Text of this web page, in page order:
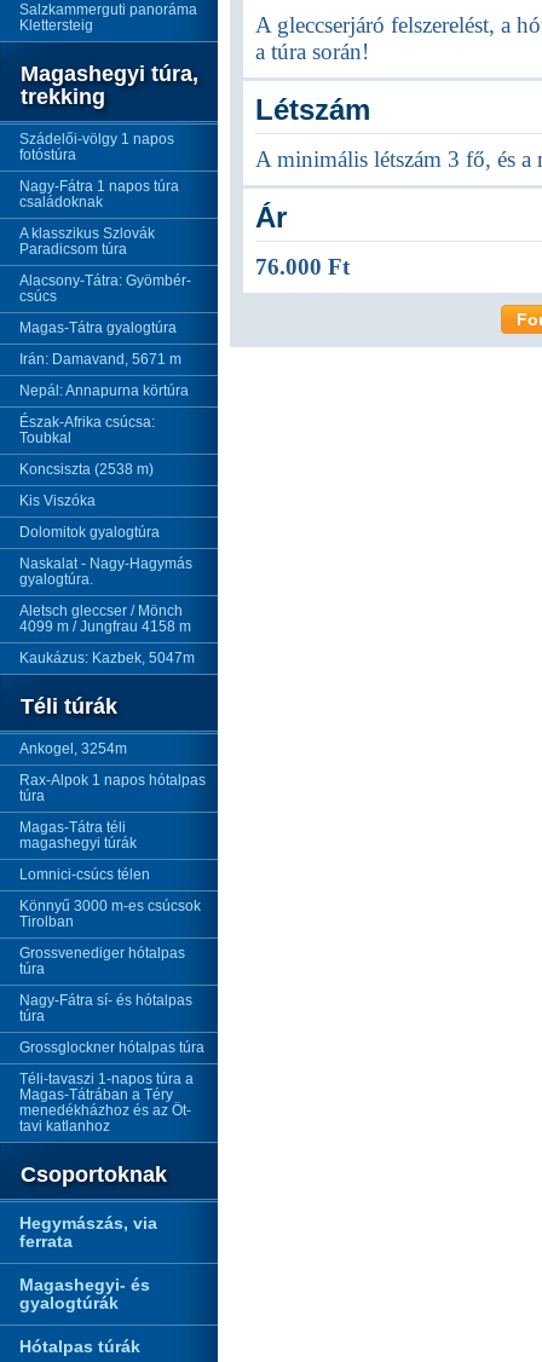
Salzkammerguti panoráma
Klettersteig
Magashegyi túra,
trekking
Szádelői-völgy 1 napos
fotóstúra
Nagy-Fátra 1 napos túra
családoknak
A klasszikus Szlovák
Paradicsom túra
Alacsony-Tátra: Gyömbér-
csúcs
Magas-Tátra gyalogtúra
Irán: Damavand, 5671 m
Nepál: Annapurna körtúra
Észak-Afrika csúcsa:
Toubkal
Koncsiszta (2538 m)
Kis Viszóka
Dolomitok gyalogtúra
Naskalat - Nagy-Hagymás
gyalogtúra.
Aletsch gleccser / Mönch
4099 m / Jungfrau 4158 m
Kaukázus: Kazbek, 5047m
Téli túrák
Ankogel, 3254m
Rax-Alpok 1 napos hótalpas
túra
Magas-Tátra téli
magashegyi túrák
Lomnici-csúcs télen
Könnyű 3000 m-es csúcsok
Tirolban
Grossvenediger hótalpas
túra
Nagy-Fátra sí- és hótalpas
túra
Grossglockner hótalpas túra
Téli-tavaszi 1-napos túra a
Magas-Tátrában a Téry
menedékházhoz és az Öt-
tavi katlanhoz
Csoportoknak
Hegymászás, via
ferrata
Magashegyi- és
gyalogtúrák
Hótalpas túrák
A gleccserjáró felszerelést, a
a túra során!
Létszám
A minimális létszám 3 fő, és
Ár
76.000 Ft